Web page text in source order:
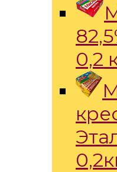
0,2